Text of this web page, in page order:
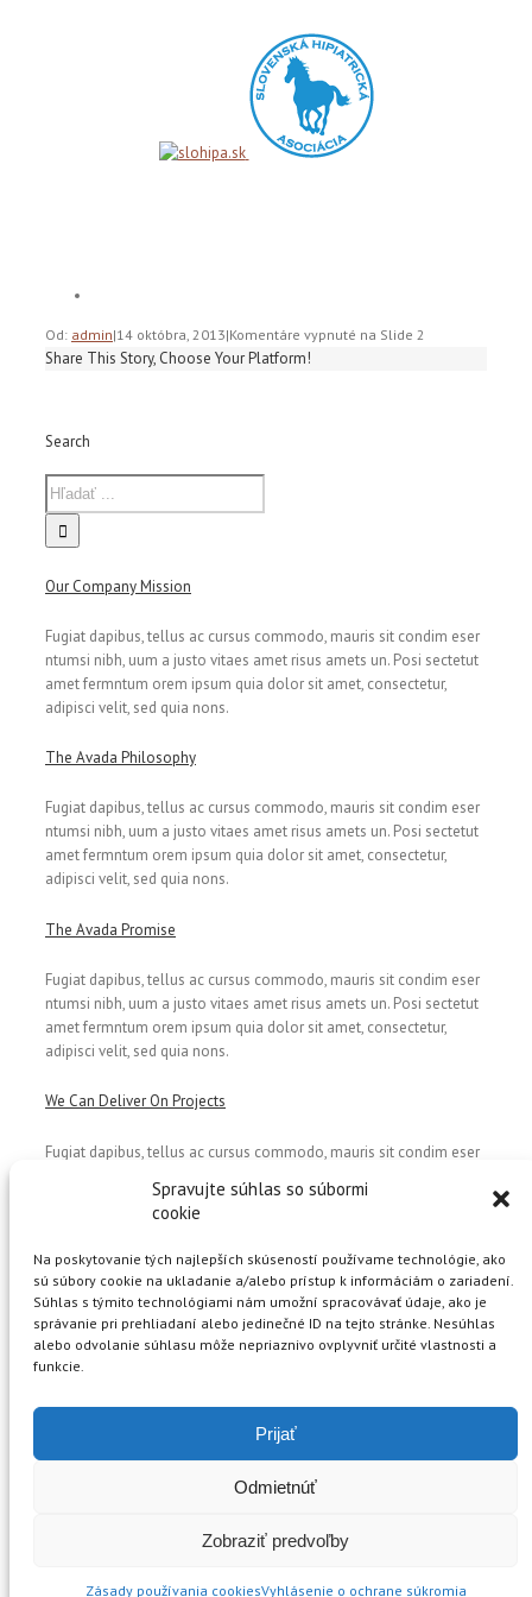
Spravujte súhlas so súbormi
cookie
Na poskytovanie tých najlepších skúseností používame technológie, ako
sú súbory cookie na ukladanie a/alebo prístup k informáciám o zariadení.
Súhlas s týmito technológiami nám umožní spracovávať údaje, ako je
správanie pri prehliadaní alebo jedinečné ID na tejto stránke. Nesúhlas
alebo odvolanie súhlasu môže nepriaznivo ovplyvniť určité vlastnosti a
funkcie.
Prijať
Odmietnúť
Zobraziť predvoľby
Zásady používania cookiesVyhlásenie o ochrane súkromia
Od: admin|14 októbra, 2013|Komentáre vypnuté na Slide 2
Share This Story, Choose Your Platform!
Search
Our Company Mission
Fugiat dapibus, tellus ac cursus commodo, mauris sit condim eser
ntumsi nibh, uum a justo vitaes amet risus amets un. Posi sectetut
amet fermntum orem ipsum quia dolor sit amet, consectetur,
adipisci velit, sed quia nons.
The Avada Philosophy
Fugiat dapibus, tellus ac cursus commodo, mauris sit condim eser
ntumsi nibh, uum a justo vitaes amet risus amets un. Posi sectetut
amet fermntum orem ipsum quia dolor sit amet, consectetur,
adipisci velit, sed quia nons.
The Avada Promise
Fugiat dapibus, tellus ac cursus commodo, mauris sit condim eser
ntumsi nibh, uum a justo vitaes amet risus amets un. Posi sectetut
amet fermntum orem ipsum quia dolor sit amet, consectetur,
adipisci velit, sed quia nons.
We Can Deliver On Projects
Fugiat dapibus, tellus ac cursus commodo, mauris sit condim eser
amet fermntum orem ipsum quia dolor sit amet, consectetur,
adipisci velit, sed quia nons.
Recent Posts
X. Seminár 18.4.2026
Predpisy: Zmen vo vakcinačných schémach a zápise
WORKSHOP: Pohlavná aktivita kobyly a jej ovplyvňovanie
za účelom umelej inseminácie